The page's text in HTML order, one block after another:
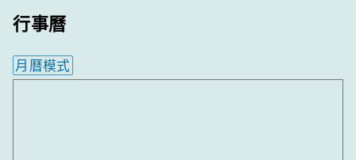
行事曆
月曆模式